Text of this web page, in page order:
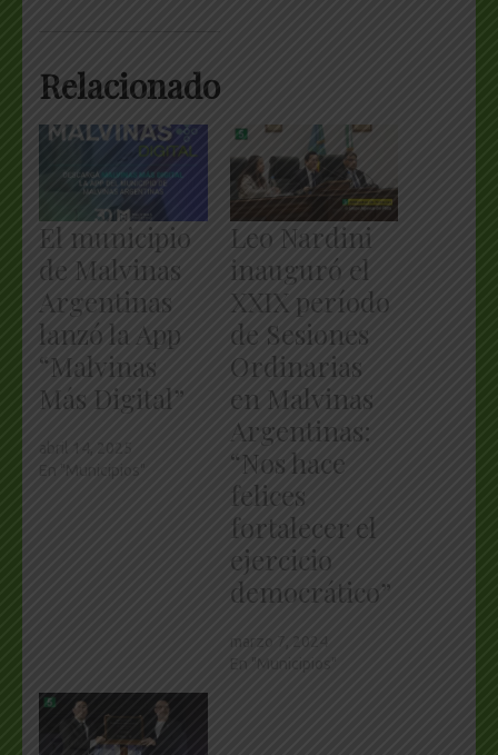
Relacionado
El municipio
de Malvinas
Argentinas
lanzó la App
“Malvinas
Más Digital”
Leo Nardini
inauguró el
XXIX período
de Sesiones
Ordinarias
en Malvinas
Argentinas:
“Nos hace
felices
fortalecer el
ejercicio
democrático”